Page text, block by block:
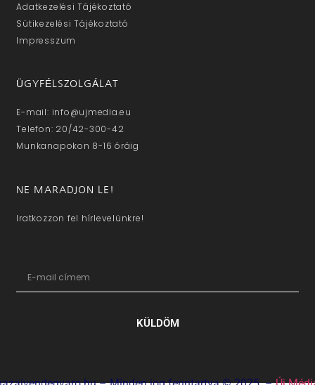
Adatkezelési Tájékoztató
Sütikezelési Tájékoztató
Impresszum
ÜGYFÉLSZOLGÁLAT
E-mail: info@ujmedia.eu
Telefon: 20/42-300-42
Munkanapokon 8-16 óráig
NE MARADJON LE!
Iratkozzon fel hírlevelünkre!
KÜLDÖM